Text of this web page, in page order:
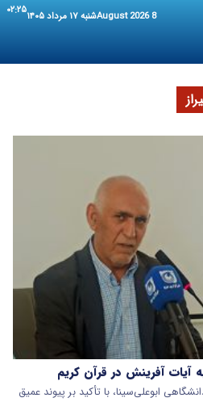
8 August 2026 شنبه ۱۷ مرداد ۱۴۰۵ ۰۲:۲۵
آیات آفرینش در قرآن کریم
ابوعلی‌سینا، با تأکید بر پیوند عمیق